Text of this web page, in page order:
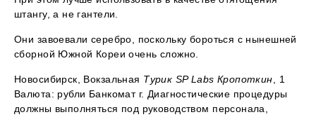
штангу, а не гантели.
Они завоевали серебро, поскольку бороться с нынешней
сборной Южной Кореи очень сложно.
Новосибирск, Вокзальная Турик SP Labs Кропоткин, 1
Валюта: рубли Банкомат г. Диагностические процедуры
должны выполняться под руководством персонала,